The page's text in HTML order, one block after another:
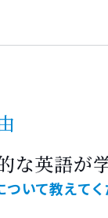
な英語が
いて教えてく